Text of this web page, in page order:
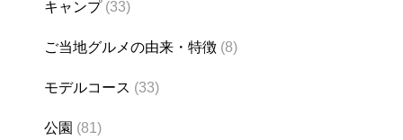
キャンプ(33)
ご当地グルメの由来・特徴 (8)
モデルコース (33)
公園 (81)